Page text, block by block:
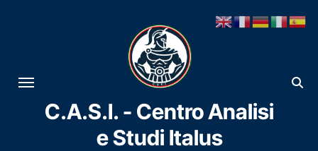
al
contenuto
C.A.S.I. - Centro Analisi
e Studi Italus